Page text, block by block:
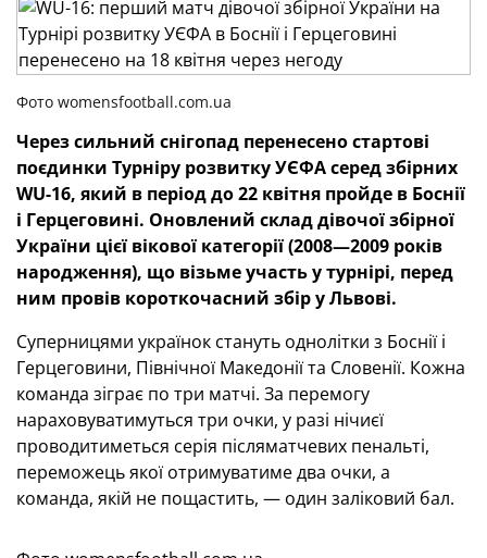
Фото womensfootball.com.ua
Через сильний снігопад перенесено стартові
поєдинки Турніру розвитку УЄФА серед збірних
WU-16, який в період до 22 квітня пройде в Боснії
і Герцеговині. Оновлений склад дівочої збірної
України цієї вікової категорії (2008—2009 років
народження), що візьме участь у турнірі, перед
ним провів короткочасний збір у Львові.
Суперницями українок стануть однолітки з Боснії і
Герцеговини, Північної Македонії та Словенії. Кожна
команда зіграє по три матчі. За перемогу
нараховуватимуться три очки, у разі нічиєї
проводитиметься серія післяматчевих пенальті,
переможець якої отримуватиме два очки, а
команда, якій не пощастить, — один заліковий бал.